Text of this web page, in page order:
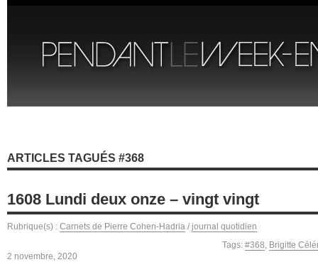
ARTICLES TAGUÉS #368
1608 Lundi deux onze – vingt vingt
Rubrique(s) : Carnets de Pierre Cohen-Hadria / journal quotidien
Tags: #368, Brigitte
2 novembre, 2020